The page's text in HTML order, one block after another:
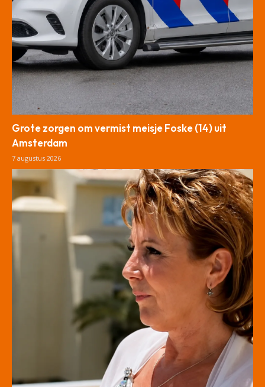
Grote zorgen om vermist meisje Foske (14) uit
Amsterdam
7 augustus 2026